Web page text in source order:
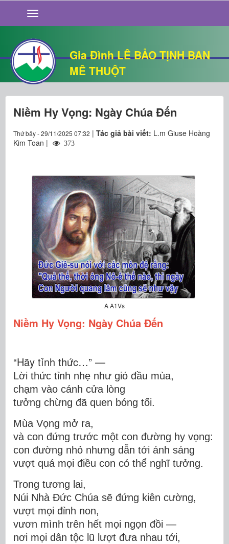
Gia Đình LÊ BẢO TỊNH BAN
MÊ THUỘT
GIỚI THIỆU
TIN TỨC
SỐNG ĐẠO
CHUYỆN NHÀ
QUÁN VĂN
THƯ GIÃN
Niềm Hy Vọng: Ngày Chúa Đến
Thứ bảy - 29/11/2025 07:32 | Tác giả bài viết: L.m Giuse Hoàng
Kim Toan |
373
A A1Vs
Niềm Hy Vọng: Ngày Chúa Đến
“Hãy tỉnh thức…” —
Lời thức tỉnh nhẹ như gió đầu mùa,
chạm vào cánh cửa lòng
tưởng chừng đã quen bóng tối.
Mùa Vọng mở ra,
và con đứng trước một con đường hy vọng:
con đường nhỏ nhưng dẫn tới ánh sáng
vượt quá mọi điều con có thể nghĩ tưởng.
Trong tương lai,
Núi Nhà Đức Chúa sẽ đứng kiên cường,
vượt mọi đỉnh non,
vươn mình trên hết mọi ngọn đồi —
nơi mọi dân tộc lũ lượt đưa nhau tới,